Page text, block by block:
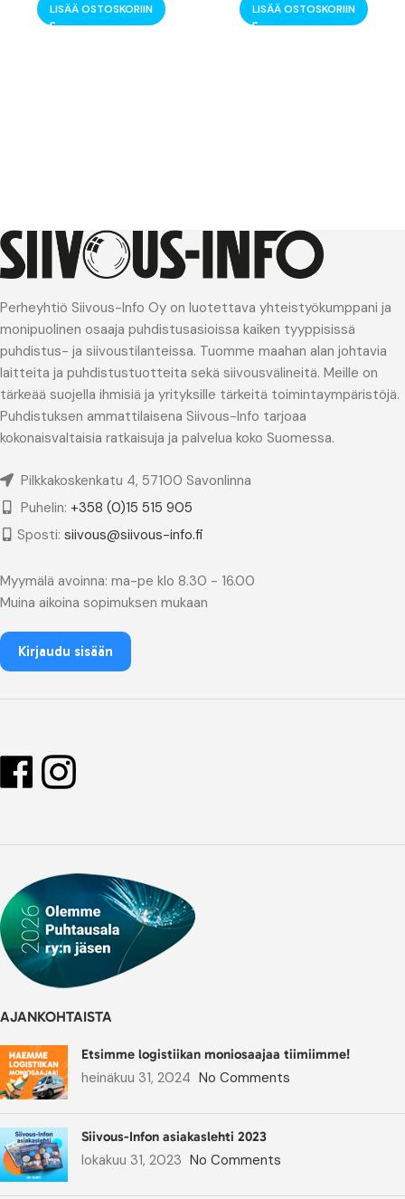
LISÄÄ OSTOSKORIIN
LISÄÄ OSTOSKORIIN
Perheyhtiö Siivous-Info Oy on luotettava yhteistyökumppani ja
monipuolinen osaaja puhdistusasioissa kaiken tyyppisissä
puhdistus- ja siivoustilanteissa. Tuomme maahan alan johtavia
laitteita ja puhdistustuotteita sekä siivousvälineitä. Meille on
tärkeää suojella ihmisiä ja yrityksille tärkeitä toimintaympäristöjä.
Puhdistuksen ammattilaisena Siivous-Info tarjoaa
kokonaisvaltaisia ratkaisuja ja palvelua koko Suomessa.
Pilkkakoskenkatu 4, 57100 Savonlinna
Puhelin: +358 (0)15 515 905
Sposti: siivous@siivous-info.fi
Myymälä avoinna: ma-pe klo 8.30 - 16.00
Muina aikoina sopimuksen mukaan
Kirjaudu sisään
AJANKOHTAISTA
Etsimme logistiikan moniosaajaa tiimiimme!
heinäkuu 31, 2024 No Comments
Siivous-Infon asiakaslehti 2023
lokakuu 31, 2023 No Comments